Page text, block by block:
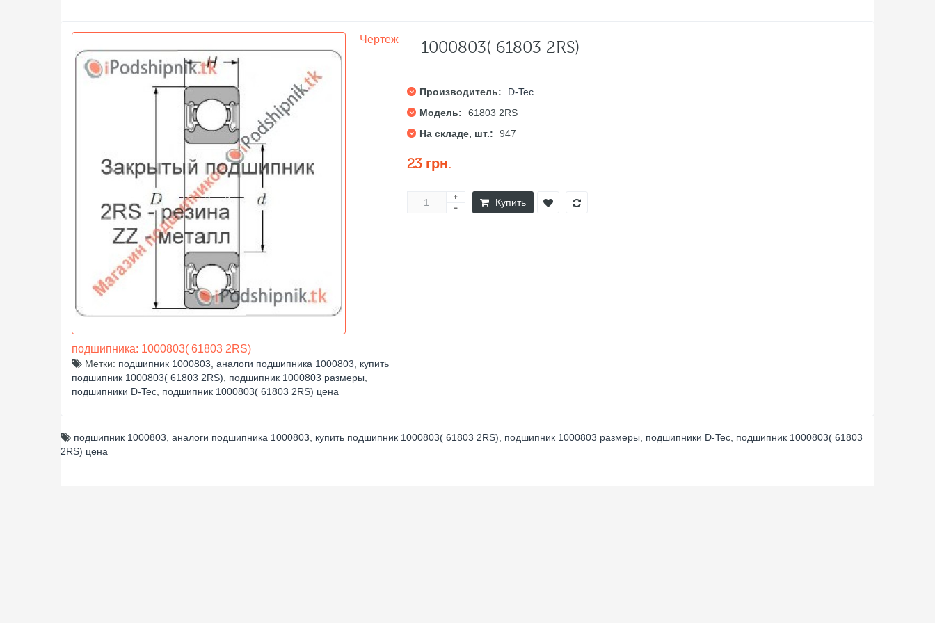
Чертеж
подшипника: 1000803( 61803 2RS)
Метки: подшипник 1000803, аналоги подшипника 1000803, купить
подшипник 1000803( 61803 2RS), подшипник 1000803 размеры,
подшипники D-Tec, подшипник 1000803( 61803 2RS) цена
1000803( 61803 2RS)
Производитель:
D-Tec
Модель:
61803 2RS
На складе, шт.:
947
23 грн.
Купить
подшипник 1000803, аналоги подшипника 1000803, купить подшипник 1000803( 61803 2RS), подшипник 1000803 размеры, подшипники D-Tec, подшипник 1000803( 61803
2RS) цена